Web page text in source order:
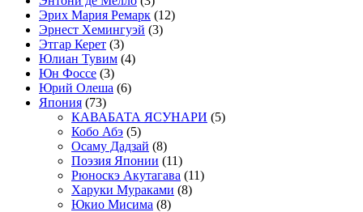
Эрих Мария Ремарк (12)
Эрнест Хемингуэй (3)
Этгар Керет (3)
Юлиан Тувим (4)
Юн Фоссе (3)
Юрий Олеша (6)
Япония (73)
КАВАБАТА ЯСУНАРИ (5)
Кобо Абэ (5)
Осаму Дадзай (8)
Поэзия Японии (11)
Рюноскэ Акутагава (11)
Харуки Мураками (8)
Юкио Мисима (8)